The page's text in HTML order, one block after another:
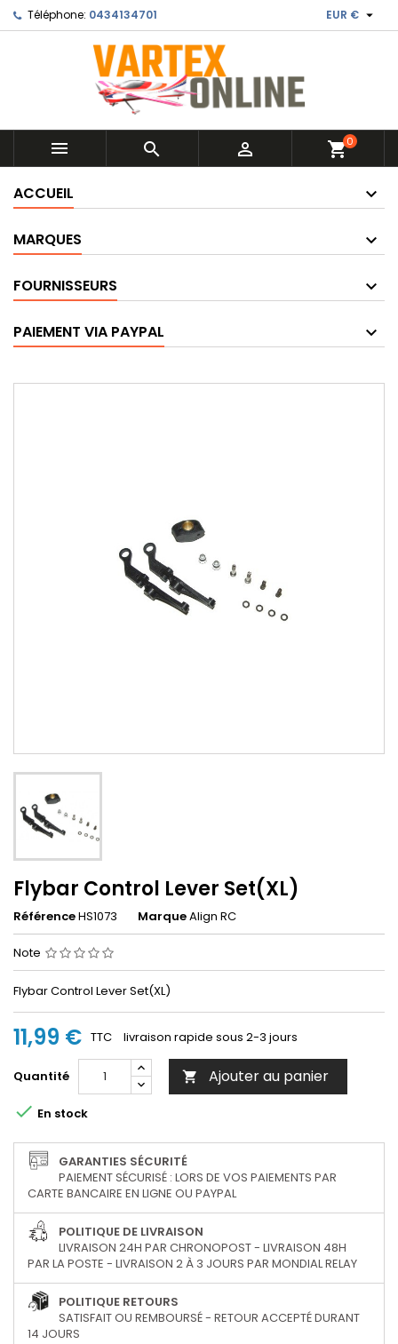
Téléphone: 0434134701 EUR € 
   shopping_cart0
ACCUEIL
MARQUES
FOURNISSEURS
PAIEMENT VIA PAYPAL
Flybar Control Lever Set(XL)
RéférenceHS1073 MarqueAlign RC
Note
Flybar Control Lever Set(XL)
11,99 € TTC livraison rapide sous 2-3 jours
Quantité  Ajouter au panier
 En stock
GARANTIES SÉCURITÉ
PAIEMENT SÉCURISÉ : LORS DE VOS PAIEMENTS PAR
CARTE BANCAIRE EN LIGNE OU PAYPAL
POLITIQUE DE LIVRAISON
LIVRAISON 24H PAR CHRONOPOST - LIVRAISON 48H
PAR LA POSTE - LIVRAISON 2 À 3 JOURS PAR MONDIAL RELAY
POLITIQUE RETOURS
SATISFAIT OU REMBOURSÉ - RETOUR ACCEPTÉ DURANT
14 JOURS